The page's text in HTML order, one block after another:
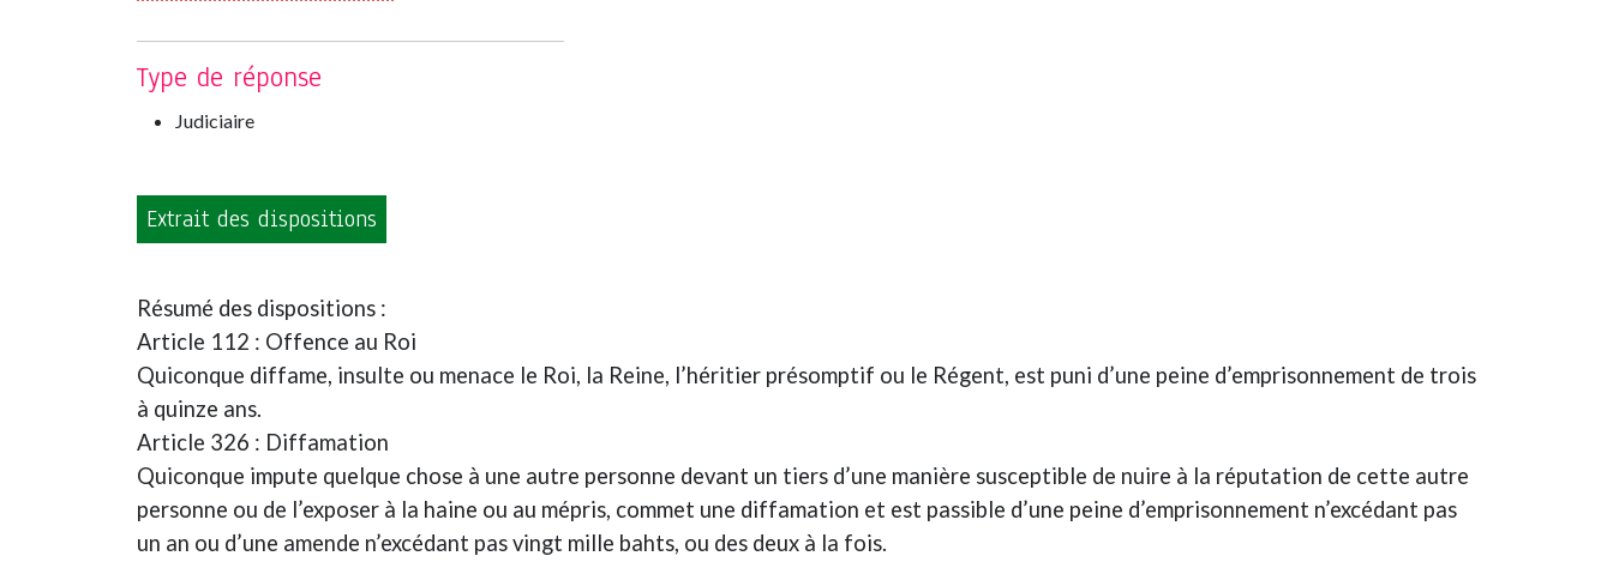
Type de réponse
Judiciaire
Extrait des dispositions
Résumé des dispositions :
Article 112 : Offence au Roi
Quiconque diffame, insulte ou menace le Roi, la Reine, l’héritier présomptif ou le Régent, est puni d’une peine d’emprisonnement de trois
à quinze ans.
Article 326 : Diffamation
Quiconque impute quelque chose à une autre personne devant un tiers d’une manière susceptible de nuire à la réputation de cette autre
personne ou de l’exposer à la haine ou au mépris, commet une diffamation et est passible d’une peine d’emprisonnement n’excédant pas
un an ou d’une amende n’excédant pas vingt mille bahts, ou des deux à la fois.